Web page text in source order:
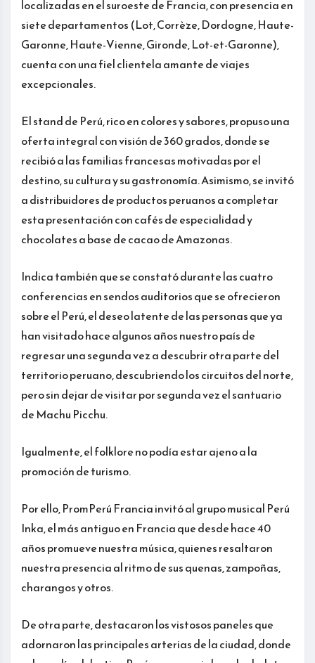
localizadas en el suroeste de Francia, con presencia en
siete departamentos (Lot, Corrèze, Dordogne, Haute-
Garonne, Haute-Vienne, Gironde, Lot-et-Garonne),
cuenta con una fiel clientela amante de viajes
excepcionales.
El stand de Perú, rico en colores y sabores, propuso una
oferta integral con visión de 360 grados, donde se
recibió a las familias francesas motivadas por el
destino, su cultura y su gastronomía. Asimismo, se invitó
a distribuidores de productos peruanos a completar
esta presentación con cafés de especialidad y
chocolates a base de cacao de Amazonas.
Indica también que se constató durante las cuatro
conferencias en sendos auditorios que se ofrecieron
sobre el Perú, el deseo latente de las personas que ya
han visitado hace algunos años nuestro país de
regresar una segunda vez a descubrir otra parte del
territorio peruano, descubriendo los circuitos del norte,
pero sin dejar de visitar por segunda vez el santuario
de Machu Picchu.
Igualmente, el folklore no podía estar ajeno a la
promoción de turismo.
Por ello, PromPerú Francia invitó al grupo musical Perú
Inka, el más antiguo en Francia que desde hace 40
años promueve nuestra música, quienes resaltaron
nuestra presencia al ritmo de sus quenas, zampoñas,
charangos y otros.
De otra parte, destacaron los vistosos paneles que
adornaron las principales arterias de la ciudad, donde